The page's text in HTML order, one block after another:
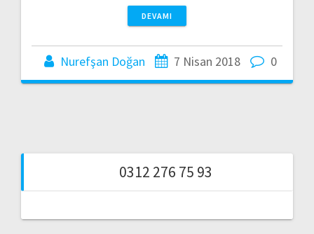
DEVAMI
Nurefşan Doğan 7 Nisan 2018 0
0312 276 75 93